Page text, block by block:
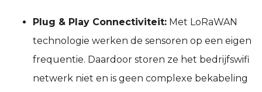
Plug & Play Connectiviteit: Met LoRaWAN
technologie werken de sensoren op een eigen
frequentie. Daardoor storen ze het bedrijfswifi
netwerk niet en is geen complexe bekabeling